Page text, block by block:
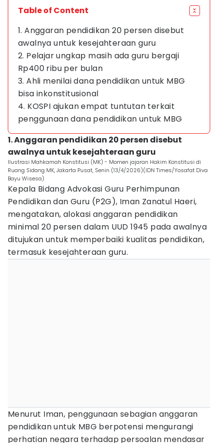
Table of Content
1. Anggaran pendidikan 20 persen disebut
awalnya untuk kesejahteraan guru
2. Pelajar ungkap masih ada guru bergaji
Rp400 ribu per bulan
3. Ahli menilai dana pendidikan untuk MBG
bisa inkonstitusional
4. KOSPI ajukan empat tuntutan terkait
penggunaan dana pendidikan untuk MBG
1. Anggaran pendidikan 20 persen disebut
awalnya untuk kesejahteraan guru
Ilustrasi Mahkamah Konstitusi (MK) - Momen jajaran Hakim Konstitusi di
Ruang Sidang MK, Jakarta Pusat, Senin (13/4/2026)(IDN Times/Yosafat Diva
Bayu Wisesa)
Kepala Bidang Advokasi Guru Perhimpunan
Pendidikan dan Guru (P2G), Iman Zanatul Haeri,
mengatakan, alokasi anggaran pendidikan
minimal 20 persen dalam UUD 1945 pada awalnya
ditujukan untuk memperbaiki kualitas pendidikan,
termasuk kesejahteraan guru.
Menurut Iman, penggunaan sebagian anggaran
pendidikan untuk MBG berpotensi mengurangi
perhatian negara terhadap persoalan mendasar